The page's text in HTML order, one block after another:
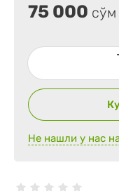
75 000 сўм
Не нашли у нас